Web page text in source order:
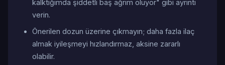
kalktığımda şiddetli baş ağrım oluyor" gibi ayrıntı
verin.
Önerilen dozun üzerine çıkmayın; daha fazla ilaç
almak iyileşmeyi hızlandırmaz, aksine zararlı
olabilir.